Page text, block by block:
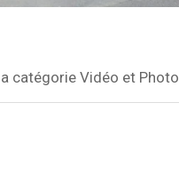
catégorie Vidéo et Photo